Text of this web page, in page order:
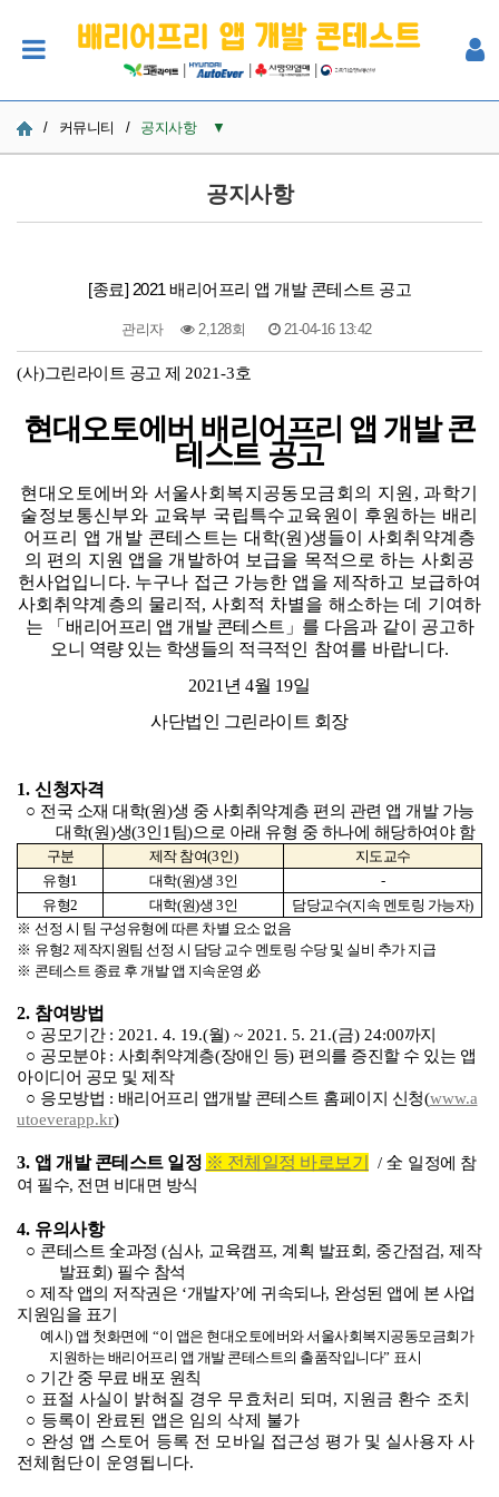
| | |
/ 커뮤니티 / 공지사항 ▼
사진
공지사항
[종료] 2021 배리어프리 앱 개발 콘테스트 공고
관리자 2,128회 21-04-16 13:42
본문
(사)그린라이트 공고 제 2021-3호
현대오토에버 배리어프리 앱 개발 콘
테스트 공고
현대오토에버와 서울사회복지공동모금회의 지원 ,과학기
술정보통신부와 교육부 국립특수교육원이 후원하는 배리
어프리 앱 개발 콘테스트는 대학(원 )생들이 사회취약계층
의 편의 지원 앱을 개발하여 보급을 목적으로 하는 사회공
헌사업입니다. 누구나 접근 가능한 앱을 제작하고 보급하여
사회취약계층의 물리적, 사회적 차별을 해소하는 데 기여하
는
「 배리어프리 앱 개발 콘테스트 」 를 다음과 같이 공고하
오니 역량 있는 학생들의 적극적인 참여를 바랍니다.
2021 년4월 19일
사단법인 그린라이트 회장
1. 신청자격
○ 전국 소재 대학(원)생 중 사회취약계층 편의 관련 앱 개발 가능
대학(원)생(3인1팀)으로 아래 유형 중 하나에 해당하여야 함
구분 제작 참여(3인)
지도교수
유형1 대학(원)생 3인
-
유형2 대학(원)생 3인 담당교수(지속 멘토링 가능자)
※ 선정 시 팀 구성유형에 따른 차별 요소 없음
※ 유형2 제작지원팀 선정 시 담당 교수 멘토링 수당 및 실비 추가 지급
※ 콘테스트 종료 후 개발 앱 지속운영 必
2. 참여방법
○ 공모기간 : 2021. 4. 19.(월) ~ 2021. 5. 21.(금) 24:00까지
○ 공모분야 : 사회취약계층(장애인 등) 편의를 증진할 수 있는 앱
아이디어 공모 및 제작
○ 응모방법 : 배리어프리 앱개발 콘테스트 홈페이지 신청(www.a
utoeverapp.kr)
3. 앱 개발 콘테스트 일정 ※ 전체일정 바로보기 / 全 일정에 참
여 필수, 전면 비대면 방식
4. 유의사항
○ 콘테스트 全과정 (심사, 교육캠프, 계획 발표회 , 중간점검, 제작
발표회) 필수 참석
○ 제작 앱의 저작권은 ‘개발자’에 귀속되나, 완성된 앱에 본 사업
지원임을 표기
예시) 앱 첫화면에 “이 앱은 현대오토에버와 서울사회복지공동모금회가
지원하는 배리어프리 앱 개발 콘테스트의 출품작입니다” 표시
○ 기간 중 무료 배포 원칙
○ 표절 사실이 밝혀질 경우 무효처리 되며 , 지원금 환수 조치
○ 등록이 완료된 앱은 임의 삭제 불가
○ 완성 앱 스토어 등록 전 모바일 접근성 평가 및 실사용자 사
전체험단이 운영됩니다.